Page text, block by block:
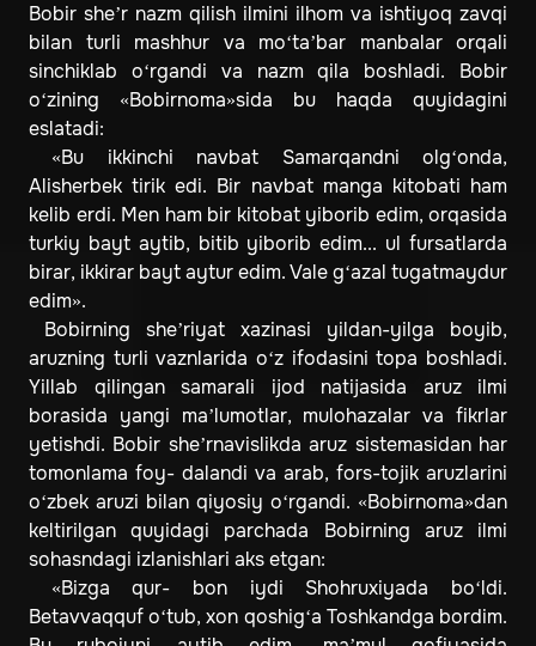
Bobir she’r nazm qilish ilmini ilhom va ishtiyoq zavqi
bilan turli mashhur va mo‘ta’bar manbalar orqali
sinchiklab o‘rgandi va nazm qila boshladi. Bobir
o‘zining «Bobirnoma»sida bu haqda quyidagini
eslatadi:
«Bu ikkinchi navbat Samarqandni olg‘onda,
Alisherbek tirik edi. Bir navbat manga kitobati ham
kelib erdi. Men ham bir kitobat yiborib edim, orqasida
turkiy bayt aytib, bitib yiborib edim... ul fursatlarda
birar, ikkirar bayt aytur edim. Vale g‘azal tugatmaydur
edim».
Bobirning she’riyat xazinasi yildan-yilga boyib,
aruzning turli vaznlarida o‘z ifodasini topa boshladi.
Yillab qilingan samarali ijod natijasida aruz ilmi
borasida yangi ma’lumotlar, mulohazalar va fikrlar
yetishdi. Bobir she’rnavislikda aruz sistemasidan har
tomonlama foy- dalandi va arab, fors-tojik aruzlarini
o‘zbek aruzi bilan qiyosiy o‘rgandi. «Bobirnoma»dan
keltirilgan quyidagi parchada Bobirning aruz ilmi
sohasndagi izlanishlari aks etgan:
«Bizga qur- bon iydi Shohruxiyada bo‘ldi.
Betavvaqquf o‘tub, xon qoshig‘a Toshkandga bordim.